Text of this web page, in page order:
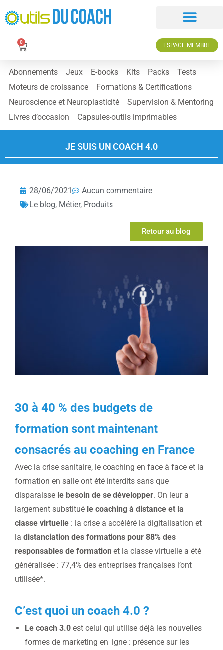
0 ESPACE MEMBRE
Abonnements Jeux E-books Kits Packs
Tests
Moteurs de croissance
Formations & Certifications
Neuroscience et Neuroplasticité
Supervision & Mentoring
Livres d’occasion
Capsules-outils imprimables
JE SUIS UN COACH 4.0
28/06/2021
Aucun commentaire
Le blog, Métier, Produits
Retour au blog
30 à 40 % des budgets de
formation sont maintenant
consacrés au coaching en France
Avec la crise sanitaire, le coaching en face à face et la
formation en salle ont été interdits sans que
disparaisse le besoin de se développer. On leur a
largement substitué le coaching à distance et la
classe virtuelle : la crise a accéléré la digitalisation et
la distanciation des formations pour 88% des
responsables de formation et la classe virtuelle a été
généralisée : 77,4% des entreprises françaises l’ont
utilisée*.
C’est quoi un coach 4.0 ?
Le coach 3.0 est celui qui utilise déjà les nouvelles
formes de marketing en ligne : présence sur les